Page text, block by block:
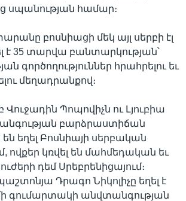
սպանության համար։
բոսնիացի մեկ այլ սերբի էլ
35 տարվա բանտարկության՝
գործողություններ հրահրելու եւ
մեղադրանքով։
Վուջադին Պոպովիչն ու Լյուբիա
բարձրաստիճան
եղել Բոսնիայի սերբական
ովքեր կռվել են մահմեդական եւ
դեմ Սրեբրենիցայում։
Դրագո Նիկոլիչը եղել է
գումարտակի անվտանգության